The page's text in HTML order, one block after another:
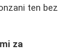
ten bez
za